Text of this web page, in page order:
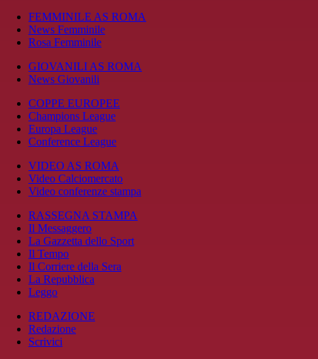
FEMMINILE AS ROMA
News Femminile
Rosa Femminile
GIOVANILI AS ROMA
News Giovanili
COPPE EUROPEE
Champions League
Europa League
Conference League
VIDEO AS ROMA
Video Calciomercato
Video conferenze stampa
RASSEGNA STAMPA
Il Messaggero
La Gazzetta dello Sport
Il Tempo
Il Corriere della Sera
La Repubblica
Leggo
REDAZIONE
Redazione
Scrivici